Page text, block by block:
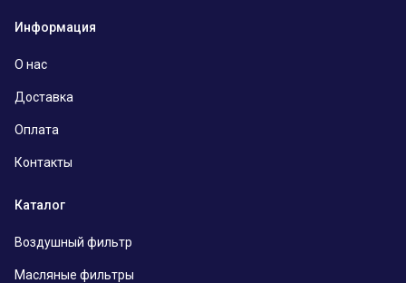
Информация
О нас
Доставка
Оплата
Контакты
Каталог
Воздушный фильтр
Масляные фильтры